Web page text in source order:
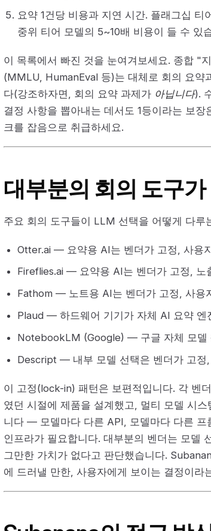
요약 1건당 비용과 지연 시간. 플래그십
중위 티어 모델의 5~10배 비용이 들 수 있
이 목록에서 빠진 것을 눈여겨보세요. 종합 "
(MMLU, HumanEval 등)는 대체로 회의 요약
다(강조하자면, 회의 요약 과제가 아닙니다).
결정 사항을 뽑아내는 데서도 1등이라는 보
크를 잡음으로 취급하세요.
대부분의 회의 도구
주요 회의 도구들이 LLM 선택을 어떻게 다루
Otter.ai — 요약용 AI는 벤더가 고정, 사용
Fireflies.ai — 요약용 AI는 벤더가 고정, 노
Fathom — 노트용 AI는 벤더가 고정, 사용
Plaud — 하드웨어 기기가 자체 AI 요약 엔
NotebookLM (Google) — 구글 자체 모델
Descript — 내부 모델 선택은 벤더가 고정
이 고정(lock-in) 패턴은 보편적입니다. 각 벤
였던 시절에 제품을 설계했고, 멀티 모델 시
니다 — 모델마다 다른 API, 모델마다 다른 프
인프라가 필요합니다. 대부분의 벤더는 모델
그만한 가치가 없다고 판단했습니다.
에 드러낼 만한, 사용자에게 보이는 결정이라